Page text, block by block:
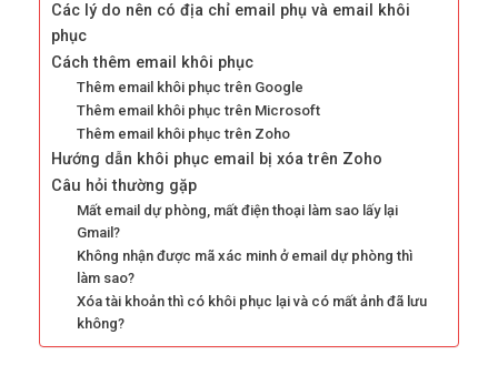
Các lý do nên có địa chỉ email phụ và email khôi
phục
Cách thêm email khôi phục
Thêm email khôi phục trên Google
Thêm email khôi phục trên Microsoft
Thêm email khôi phục trên Zoho
Hướng dẫn khôi phục email bị xóa trên Zoho
Câu hỏi thường gặp
Mất email dự phòng, mất điện thoại làm sao lấy lại
Gmail?
Không nhận được mã xác minh ở email dự phòng thì
làm sao?
Xóa tài khoản thì có khôi phục lại và có mất ảnh đã lưu
không?